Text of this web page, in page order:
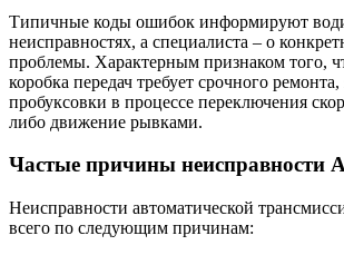
Типичные коды ошибок информируют
неисправностях, а специалиста – о
проблемы. Характерным признаком того,
коробка передач требует срочного
пробуксовки в процессе переключения
либо движение рывками.
Частые причины
Неисправности автоматической
всего по следующим причинам: